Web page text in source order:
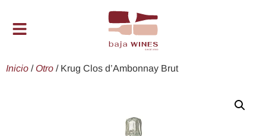
Inicio / Otro / Krug Clos d’Ambonnay Brut